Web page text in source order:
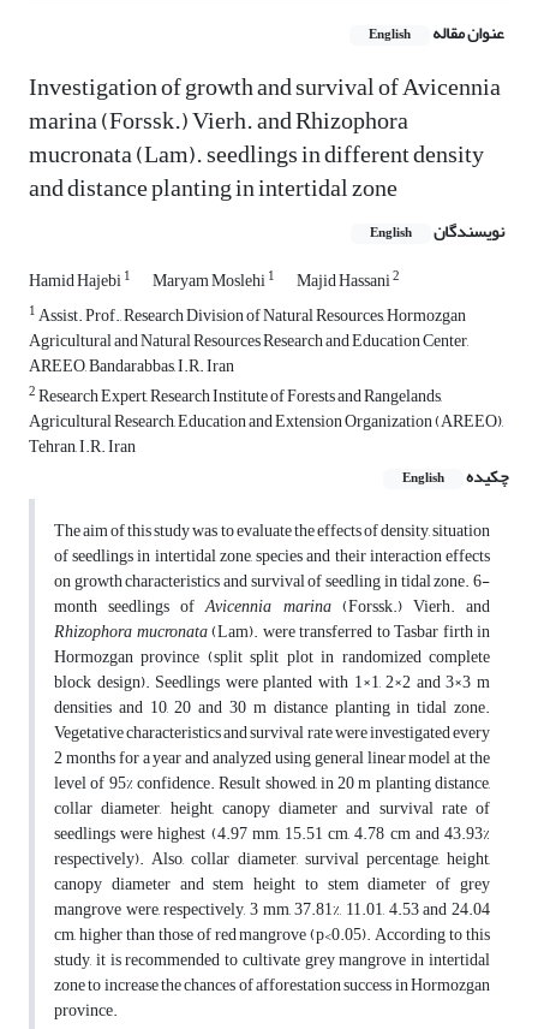
عنوان مقاله English
Investigation of growth and survival of Avicennia
marina (Forssk.) Vierh. and Rhizophora
mucronata (Lam). seedlings in different density
and distance planting in intertidal zone
نویسندگان English
Hamid Hajebi1 Maryam Moslehi1 Majid Hassani2
1Assist. Prof., Research Division of Natural Resources, Hormozgan
Agricultural and Natural Resources Research and Education Center,
AREEO, Bandarabbas, I.R. Iran
2Research Expert, Research Institute of Forests and Rangelands,
Agricultural Research, Education and Extension Organization (AREEO),
Tehran, I.R. Iran
چکیده
English
The aim of this study was to evaluate the effects of density, situation
of seedlings in intertidal zone, species and their interaction effects
on growth characteristics and survival of seedling in tidal zone. 6-
month seedlings ofAvicennia marina(Forssk.) Vierh. and
Rhizophora mucronata(Lam). were transferred to Tasbar firth in
Hormozgan province (split split plot in randomized complete
block design). Seedlings were planted with 1×1, 2×2 and 3×3 m
densities and 10, 20 and 30 m distance planting in tidal zone.
Vegetative characteristics and survival rate were investigated every
2 months for a year and analyzed using general linear model at the
level of 95% confidence. Result showed, in 20 m planting distance,
collar diameter, height, canopy diameter and survival rate of
seedlings were highest (4.97 mm, 15.51 cm, 4.78 cm and 43.93%
respectively). Also, collar diameter, survival percentage, height,
canopy diameter and stem height to stem diameter of grey
mangrove were, respectively, 3 mm, 37.81%, 11.01, 4.53 and 24.04
cm, higher than those of red mangrove (p<0.05). According to this
study, it is recommended to cultivate grey mangrove in intertidal
zone to increase the chances of afforestation success in Hormozgan
province.